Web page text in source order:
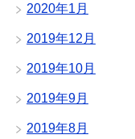
2020年1月
2019年12月
2019年10月
2019年9月
2019年8月